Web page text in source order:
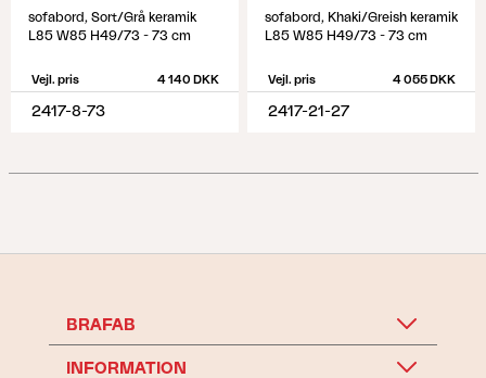
sofabord, Sort/Grå keramik
L85 W85 H49/73 - 73 cm
Vejl. pris 4 140 DKK
2417-8-73
sofabord, Khaki/Greish keramik
L85 W85 H49/73 - 73 cm
Vejl. pris 4 055 DKK
2417-21-27
BRAFAB
INFORMATION